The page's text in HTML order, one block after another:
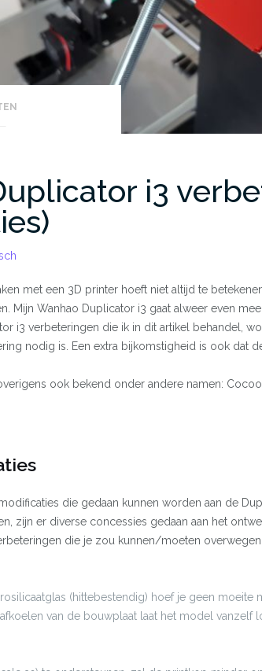
i3
met een 3D printer hoeft niet altijd te
Mijn Wanhao Duplicator i3 gaat alweer even
i3 verbeteringen die ik in dit artikel behandel,
nodig is. Een extra bijkomstigheid is ook dat
ook bekend onder andere namen:
die gedaan kunnen worden aan de
zijn er diverse concessies gedaan aan het
die je zou kunnen/moeten overwegen:
(hittebestendig) hoef je geen moeite
van de bouwplaat laat het model vanzelf